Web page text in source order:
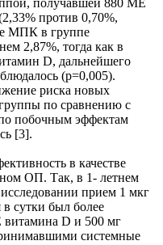
получавшей 880 МЕ
против 0,70%,
МПК в группе
2,87%, тогда как в
D, дальнейшего
(р=0,005).
риска новых
по сравнению с
побочным эффектам
[3].
в качестве
ОП. Так, в 1- летнем
прием 1 мкг
сутки был более
D и 500 мг
системные